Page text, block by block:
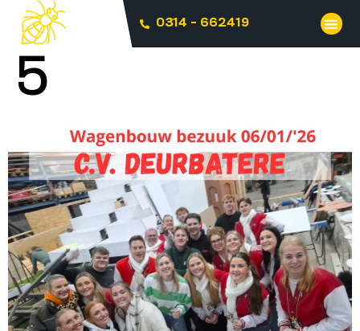
0314 - 662419
5